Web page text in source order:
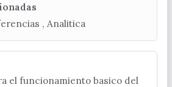
2. CP 29740 - Torre del Mar
Necesarias , Preferencias , Analitica
el funcionamiento basico del